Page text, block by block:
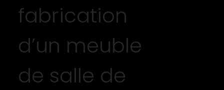
fabrication
d’un meuble
de salle de